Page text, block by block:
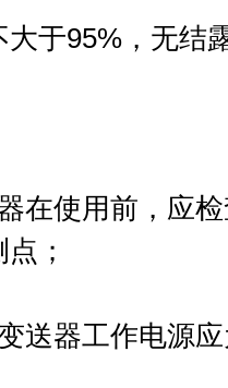
于95%，无结
使用前，应检
；
器工作电源应